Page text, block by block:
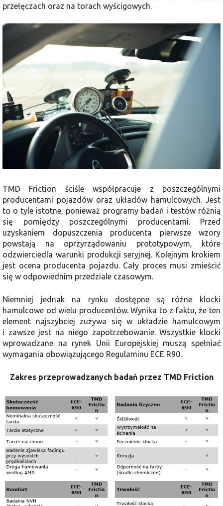
przełęczach oraz na torach wyścigowych.
TMD Friction ściśle współpracuje z poszczególnymi
producentami pojazdów oraz układów hamulcowych. Jest
to o tyle istotne, ponieważ programy badań i testów różnią
się pomiędzy poszczególnymi producentami. Przed
uzyskaniem dopuszczenia producenta pierwsze wzory
powstają na oprzyrządowaniu prototypowym, które
odzwierciedla warunki produkcji seryjnej. Kolejnym krokiem
jest ocena producenta pojazdu. Cały proces musi zmieścić
się w odpowiednim przedziale czasowym.
Niemniej jednak na rynku dostępne są różne klocki
hamulcowe od wielu producentów. Wynika to z faktu, że ten
element najszybciej zużywa się w układzie hamulcowym
i zawsze jest na niego zapotrzebowanie. Wszystkie klocki
wprowadzane na rynek Unii Europejskiej muszą spełniać
wymagania obowiązującego Regulaminu ECE R90.
Zakres przeprowadzanych badań przez TMD Friction